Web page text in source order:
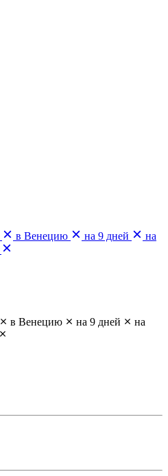
в Венецию на 9 дней
на
в Венецию на 9 дней
на